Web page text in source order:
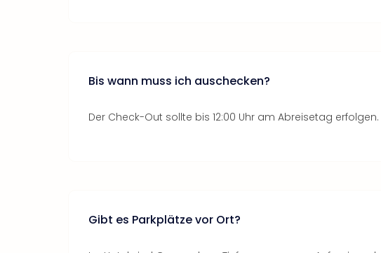
Bis wann muss ich auschecken?
Der Check-Out sollte bis 12:00 Uhr am Abreisetag erfolgen.
Gibt es Parkplätze vor Ort?